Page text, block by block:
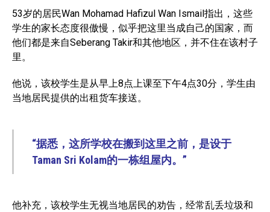
53岁的居民Wan Mohamad Hafizul Wan Ismail指出，这些
学生的家长态度很傲慢，似乎把这里当成自己的国家，而
他们都是来自Seberang Takir和其他地区，并不住在该村子
里。
他说，该校学生是从早上8点上课至下午4点30分，学生由
当地居民提供的出租货车接送。
“据悉，这所学校在搬到这里之前，是设于
Taman Sri Kolam的一栋组屋内。”
他补充，该校学生无视当地居民的劝告，经常乱丢垃圾和